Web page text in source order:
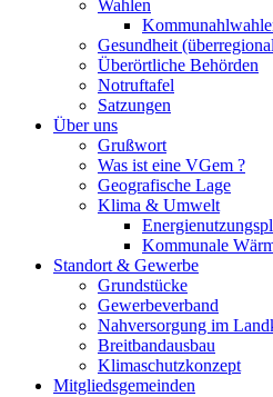
Wahlen
Gesundheit
Überörtliche Behörden
Notruftafel
Satzungen
Über uns
Grußwort
Was ist eine VGem ?
Geografische Lage
Klima & Umwelt
Kommunale
Standort & Gewerbe
Grundstücke
Gewerbeverband
Nahversorgung im
Breitbandausbau
Klimaschutzkonzept
Mitgliedsgemeinden